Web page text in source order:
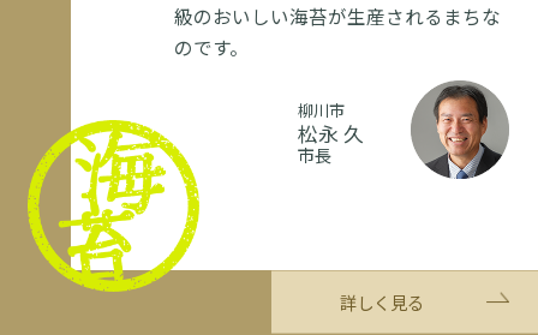
級のおいしい海苔が生産されるまちな
のです。
柳川市
松永 久
市長
詳しく見る